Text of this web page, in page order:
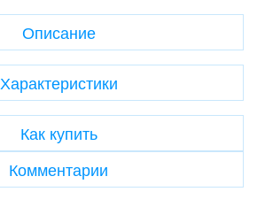
Описание
Характеристики
Как купить
Комментарии